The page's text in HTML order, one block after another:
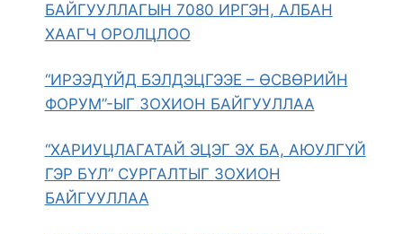
БАЙГУУЛЛАГЫН 7080 ИРГЭН, АЛБАН
ХААГЧ ОРОЛЦЛОО
“ИРЭЭДҮЙД БЭЛДЭЦГЭЭЕ – ӨСВӨРИЙН
ФОРУМ”-ЫГ ЗОХИОН БАЙГУУЛЛАА
“ХАРИУЦЛАГАТАЙ ЭЦЭГ ЭХ БА, АЮУЛГҮЙ
ГЭР БҮЛ” СУРГАЛТЫГ ЗОХИОН
БАЙГУУЛЛАА